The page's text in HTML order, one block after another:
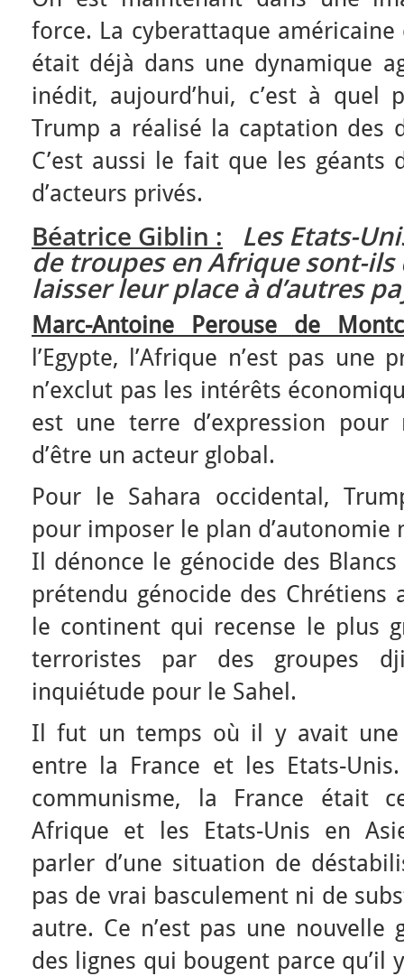
force. La cyberattaque américaine
était déjà dans une dynamique
inédit, aujourd’hui, c’est à quel
Trump a réalisé la captation des
C’est aussi le fait que les géants
d’acteurs privés.
Béatrice Giblin : Les Etats-
de troupes en Afrique sont-ils
laisser leur place à d’autres
Marc-Antoine Perouse de
l’Egypte, l’Afrique n’est pas
n’exclut pas les intérêts
est une terre d’expression pour
d’être un acteur global.
Pour le Sahara occidental,
pour imposer le plan d’autonomie
Il dénonce le génocide des
prétendu génocide des Chrétiens
le continent qui recense le plus
terroristes par des groupes
inquiétude pour le Sahel.
Il fut un temps où il y avait une
entre la France et les Etats-
communisme, la France était
Afrique et les Etats-Unis en
parler d’une situation de
pas de vrai basculement ni de
autre. Ce n’est pas une
des lignes qui bougent parce qu’il